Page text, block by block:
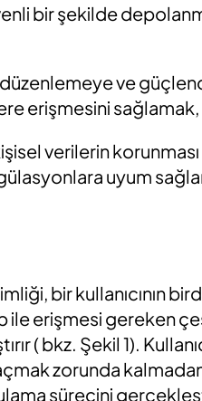
bir şekilde
ve
erişmesini sağlamak,
verilerin korunması
uyum
bir kullanıcının
ile erişmesi gereken
( bkz. Şekil 1).
zorunda
sürecini